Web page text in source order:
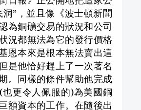
洞”，並且像《波士頓新聞
為銅礦交易的狀況和公司
況都無法為它的發行價格
恩本來是根本無法賣出這
是他恰好趕上了一次著名
。同樣的條件幫助他完成
(也更令人佩服的)為美國鋼
額資本的工作。在隨後出